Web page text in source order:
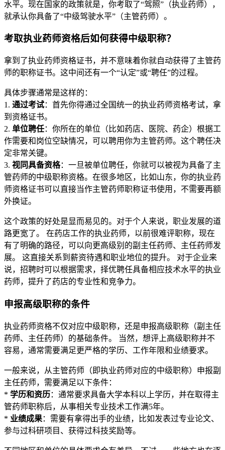
水平。现在国家的政策就是，你考取了“驾照”（执业药师），
就承认你具备了“中级驾驶水平”（主管药师）。
考取执业药师资格后如何获得中级职称？
拿到了执业药师资格证书，并不意味着你就自动获得了主管药
师的职称证书。这中间还有一个“认定”或“聘任”的过程。
具体步骤通常是这样的：
1. 通过考试：首先你得通过全国统一的执业药师资格考试，拿
到资格证书。
2. 单位聘任：你所在的单位（比如药店、医院、药企）根据工
作需要和岗位空缺情况，可以聘用你为主管药师。这个聘任决
定非常关键。
3. 视同具备资格：一旦被单位聘任，你就可以被视为具备了主
管药师的中级职称资格。在很多地区，比如山东，你的执业药
师资格证书可以直接当作主管药师职称证书使用，不需要再额
外换证。
这个政策的好处是显而易见的。对于个人来说，职业发展的道
路更宽了。 在药店工作的执业药师，以前很难评职称，现在
有了明确的路径，可以向更高级别的副主任药师、主任药师发
展。 这直接关系到薪资待遇和职业地位的提升。 对于企业来
说，招聘时可以根据需求，择优聘任具备相应技术水平的执业
药师，提升了药店的专业性和竞争力。
申报高级职称的条件
执业药师资格不仅对应中级职称，还是申报高级职称（副主任
药师、主任药师）的基础条件。 当然，想评上高级职称并不
容易，通常需要满足更严格的学历、工作年限和业绩要求。
一般来说，从主管药师（即执业药师对应的中级职称）申报副
主任药师，需要满足以下条件：
* 学历和资历：通常要求具备大学本科以上学历，并在取得主
管药师职称后，从事相关专业技术工作满5年。
* 业绩成果：需要有拿得出手的业绩，比如发表过专业论文、
参与过科研项目、获得过科技奖励等。